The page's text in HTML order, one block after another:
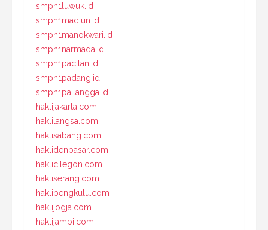
smpn1luwuk.id
smpn1madiun.id
smpn1manokwari.id
smpn1narmada.id
smpn1pacitan.id
smpn1padang.id
smpn1pailangga.id
haklijakarta.com
haklilangsa.com
haklisabang.com
haklidenpasar.com
haklicilegon.com
hakliserang.com
haklibengkulu.com
haklijogja.com
haklijambi.com